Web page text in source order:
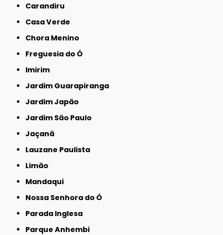
Carandiru
Casa Verde
Chora Menino
Freguesia do Ó
Imirim
Jardim Guarapiranga
Jardim Japão
Jardim São Paulo
Jaçanã
Lauzane Paulista
Limão
Mandaqui
Nossa Senhora do Ó
Parada Inglesa
Parque Anhembi